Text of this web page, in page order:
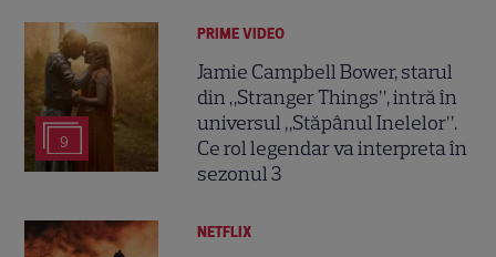
9
PRIME VIDEO
Jamie Campbell Bower, starul
din „Stranger Things”, intră în
universul „Stăpânul Inelelor”.
Ce rol legendar va interpreta în
sezonul 3
NETFLIX